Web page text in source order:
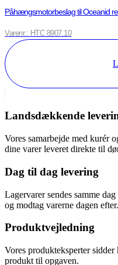
Påhængsmotorbeslag til Oceanid
Varenr.: HTC 8907.10
Landsdækkende
Vores samarbejde med kurér
dine varer leveret direkte til
Dag til dag levering
Lagervarer sendes samme
og modtag varerne dagen efter.
Produktvejledning
Vores produkteksperter
produkt til opgaven.